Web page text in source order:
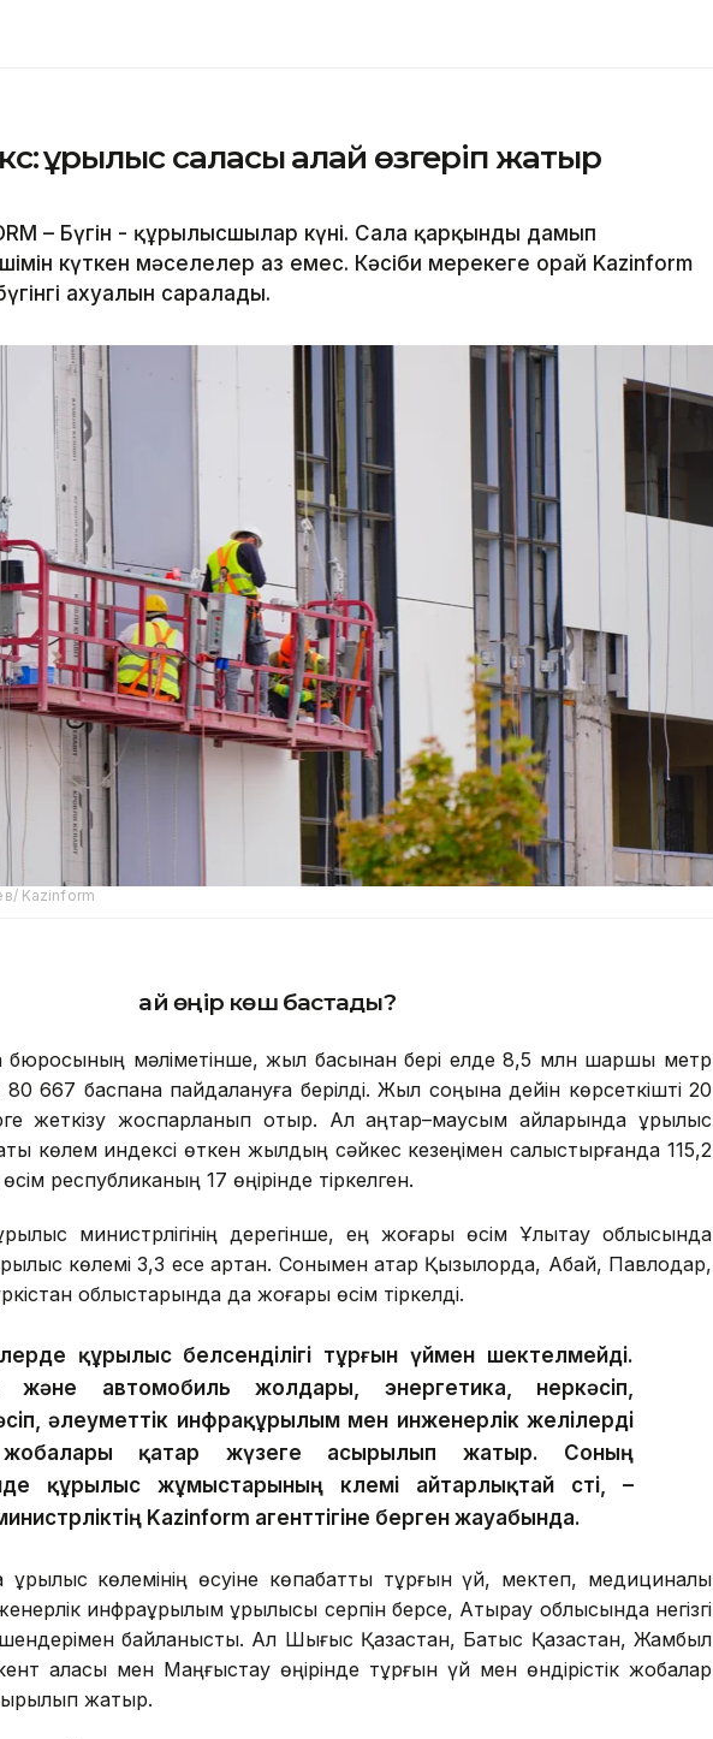
құрылыс саласы қалай өзгеріп жатыр
– Бүгін - құрылысшылар күні. Сала қарқынды дамып
күткен мәселелер аз емес. Кәсіби мерекеге орай Kazinform
ахуалын саралады.
Kazinform
Қай өңір көш бастады?
бюросының мәліметінше, жыл басынан бері елде 8,5 млн шаршы метр
667 баспана пайдалануға берілді. Жыл соңына дейін көрсеткішті 20
жеткізу жоспарланып отыр. Ал қаңтар–маусым айларында құрылыс
көлем индексі өткен жылдың сәйкес кезеңімен салыстырғанда 115,2
республиканың 17 өңірінде тіркелген.
министрлігінің дерегінше, ең жоғары өсім Ұлытау облысында
көлемі 3,3 есе артқан. Сонымен қатар Қызылорда, Абай, Павлодар,
облыстарында да жоғары өсім тіркелді.
құрылыс белсенділігі тұрғын үймен шектелмейді.
және автомобиль жолдары, энергетика, өнеркәсіп,
әлеуметтік инфрақұрылым мен инженерлік желілерді
қатар жүзеге асырылып жатыр. Соның
құрылыс жұмыстарының көлемі айтарлықтай өсті, –
Kazinform агенттігіне берген жауабында.
көлемінің өсуіне көпқабатты тұрғын үй, мектеп, медициналық
инфрақұрылым құрылысы серпін берсе, Атырау облысында негізгі
байланысты. Ал Шығыс Қазақстан, Батыс Қазақстан, Жамбыл
қаласы мен Маңғыстау өңірінде тұрғын үй мен өндірістік жобалар
жатыр.